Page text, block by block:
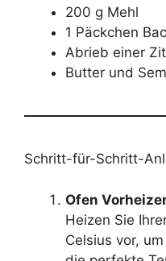
200 g Mehl
1 Päckchen
Abrieb einer
Butter und
Schritt-für-Schritt-
Ofen
Heizen Sie
Celsius vor,